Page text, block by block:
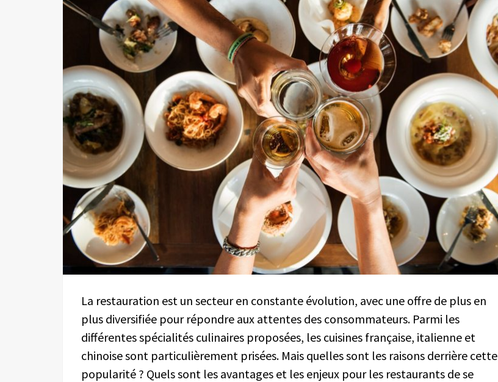
La restauration est un secteur en constante évolution, avec une offre de plus en
plus diversifiée pour répondre aux attentes des consommateurs. Parmi les
différentes spécialités culinaires proposées, les cuisines française, italienne et
chinoise sont particulièrement prisées. Mais quelles sont les raisons derrière cette
popularité ? Quels sont les avantages et les enjeux pour les restaurants de se